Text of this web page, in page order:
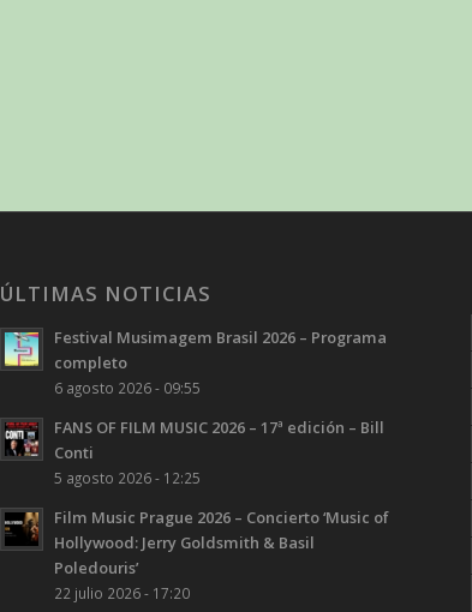
ÚLTIMAS NOTICIAS
Festival Musimagem Brasil 2026 – Programa
completo
6 agosto 2026 - 09:55
FANS OF FILM MUSIC 2026 – 17ª edición – Bill
Conti
5 agosto 2026 - 12:25
Film Music Prague 2026 – Concierto ‘Music of
Hollywood: Jerry Goldsmith & Basil
Poledouris’
22 julio 2026 - 17:20